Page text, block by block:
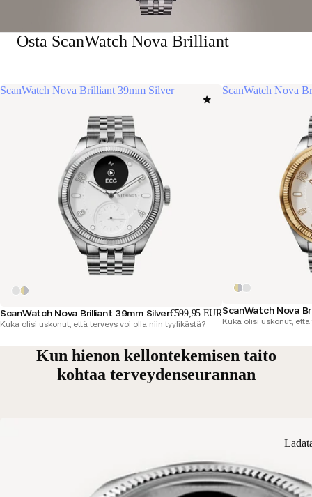
Osta ScanWatch Nova Brilliant
ScanWatch Nova Brilliant 39mm Silver
ScanWatch Nova Brilliant 39mm Silver€599,95 EUR
Kuka olisi uskonut, että terveys voi olla niin tyylikästä?
ScanWatch Nova
ScanWatch Nova
Kuka olisi uskonut,
Kun hienon kellontekemisen taito
kohtaa terveydenseurannan